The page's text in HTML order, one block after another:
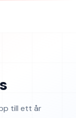
till ett år